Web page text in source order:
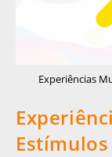
Experiências